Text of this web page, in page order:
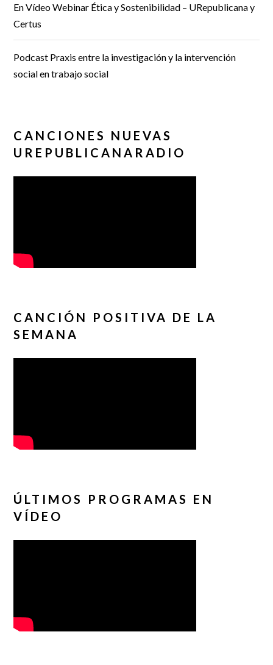
En Vídeo Webinar Ética y Sostenibilidad – URepublicana y
Certus
Podcast Praxis entre la investigación y la intervención
social en trabajo social
CANCIONES NUEVAS
UREPUBLICANARADIO
CANCIÓN POSITIVA DE LA
SEMANA
ÚLTIMOS PROGRAMAS EN
VÍDEO